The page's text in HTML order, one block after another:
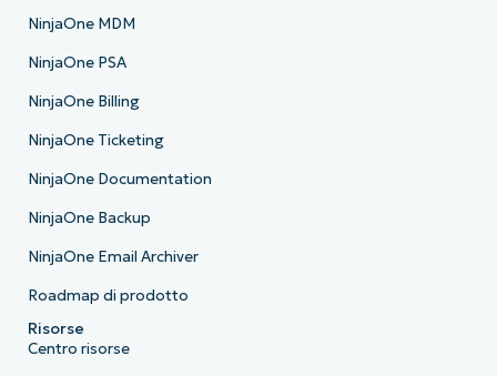
NinjaOne MDM
NinjaOne PSA
NinjaOne Billing
NinjaOne Ticketing
NinjaOne Documentation
NinjaOne Backup
NinjaOne Email Archiver
Roadmap di prodotto
Risorse
Centro risorse